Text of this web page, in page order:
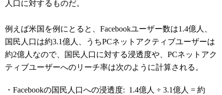
人口に対するものだ。
例えば米国を例にとると、Facebookユーザー数は1.4億人、
国民人口は約3.1億人、うちPCネットアクティブユーザーは
約2億人なので、国民人口に対する浸透度や、PCネットアク
ティブユーザーへのリーチ率は次のように計算される。
・Facebookの国民人口への浸透度: 1.4億人 ÷ 3.1億人 = 約